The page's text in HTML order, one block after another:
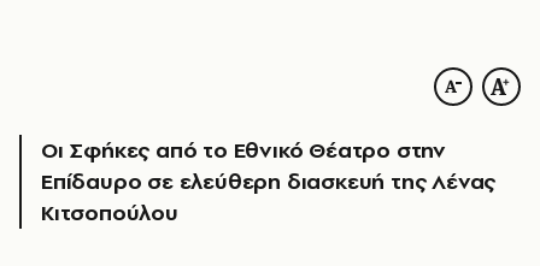
Οι Σφήκες από το Εθνικό Θέατρο στην
Επίδαυρο σε ελεύθερη διασκευή της Λένας
Κιτσοπούλου